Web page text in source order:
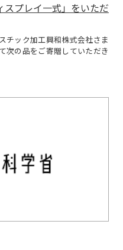
スプレイ一式」をいただ
チック加工興和株式会社さま
次の品をご寄贈していただき